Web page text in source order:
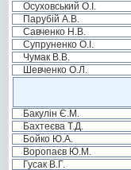
Осуховський О.І.
Парубій А.В.
Савченко Н.В.
Супруненко О.І.
Чумак В.В.
Шевченко О.Л.
Бакулін Є.М.
Бахтеєва Т.Д.
Бойко Ю.А.
Воропаєв Ю.М.
Гусак В.Г.